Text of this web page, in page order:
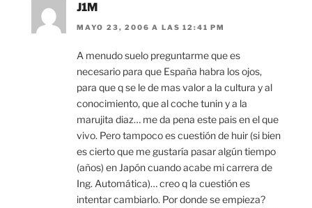
J1M
MAYO 23, 2006 A LAS 12:41 PM
A menudo suelo preguntarme que es
necesario para que España habra los ojos,
para que q se le de mas valor a la cultura y al
conocimiento, que al coche tunin y a la
marujita diaz… me da pena este pais en el que
vivo. Pero tampoco es cuestión de huir (si bien
es cierto que me gustaría pasar algún tiempo
(años) en Japón cuando acabe mi carrera de
Ing. Automática)… creo q la cuestión es
intentar cambiarlo. Por donde se empieza?